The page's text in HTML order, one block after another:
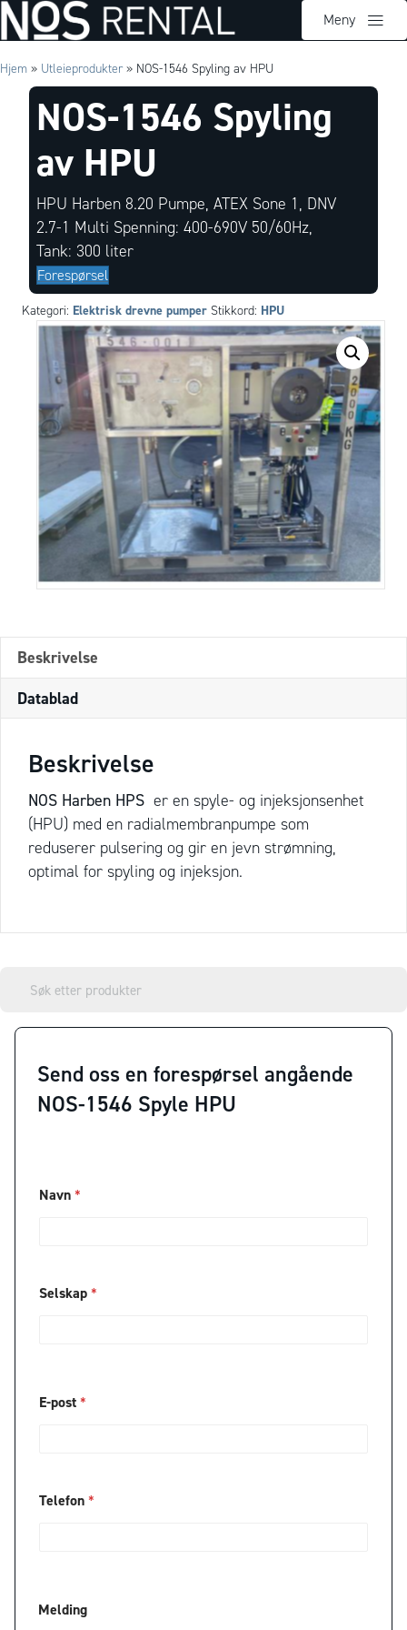
Meny
Hjem » Utleieprodukter » NOS-1546 Spyling av HPU
NOS-1546 Spyling
av HPU
HPU Harben 8.20 Pumpe, ATEX Sone 1, DNV
2.7-1 Multi Spenning: 400-690V 50/60Hz,
Tank: 300 liter
Forespørsel
Kategori: Elektrisk drevne pumper Stikkord: HPU
Beskrivelse
Datablad
Beskrivelse
NOS Harben HPS er en spyle- og injeksjonsenhet
(HPU) med en radialmembranpumpe som
reduserer pulsering og gir en jevn strømning,
optimal for spyling og injeksjon.
Send oss en forespørsel angående
NOS-1546 Spyle HPU
*
s
k
Navn *
Selskap *
E-post *
Telefon *
Melding